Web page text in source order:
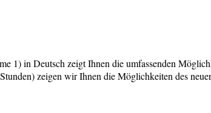
1) in Deutsch zeigt Ihnen die umfassenden
zeigen wir Ihnen die Möglichkeiten des